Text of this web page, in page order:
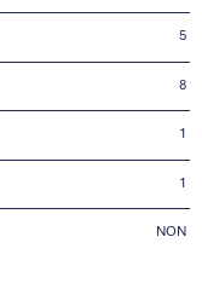
5
8
1
1
NON